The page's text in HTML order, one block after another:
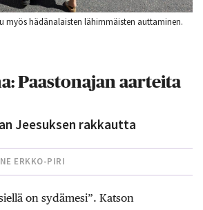
myös hädänalaisten lähimmäisten auttaminen.
Paastonajan aarteita
Jeesuksen rakkautta
ERKKO-PIRI
on sydämesi”. Katson